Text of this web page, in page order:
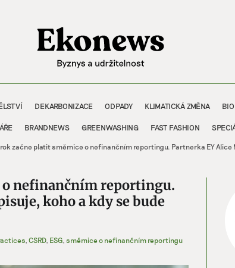
DEKARBONIZACE ODPADY KLIMATICKÁ ZMĚNA
BRANDNEWS GREENWASHING FAST FASHION
začne platit směrnice o nefinančním reportingu. Partnerka EY Alice
nefinančním reportingu.
koho a kdy se bude
, CSRD, ESG, směrnice o nefinančním reportingu